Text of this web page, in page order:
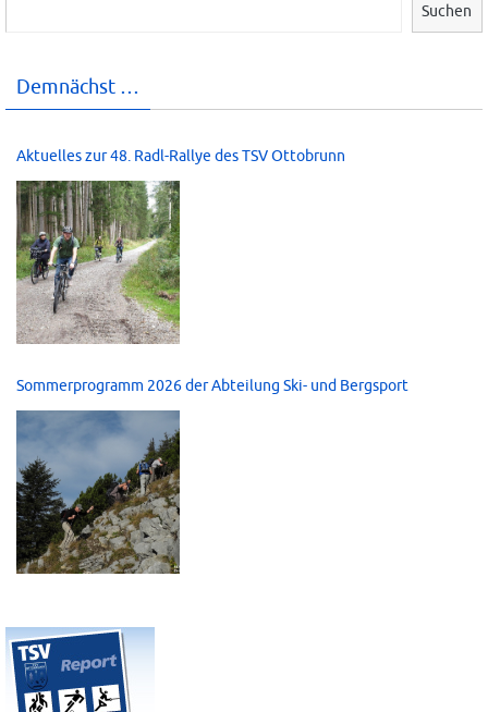
Suchen
Demnächst …
Aktuelles zur 48. Radl-Rallye des TSV Ottobrunn
Sommerprogramm 2026 der Abteilung Ski- und Bergsport